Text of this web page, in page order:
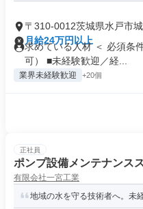
〒310-0012茨城県水戸市
月給24万円以上
求めている人材 ＜ 必須条
可） ■未経験歓迎／経...
業界未経験歓迎 +20個
正社員
ポンプ設備メンテナンス
有限会社一宮工業
地域の水を守る技術者へ。未